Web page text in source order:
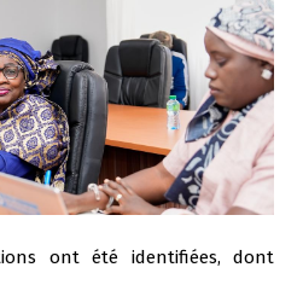
ont été identifiées, dont